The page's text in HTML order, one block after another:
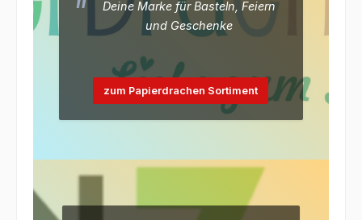
Deine Marke für Basteln, Feiern
und Geschenke
zum Papierdrachen Sortiment